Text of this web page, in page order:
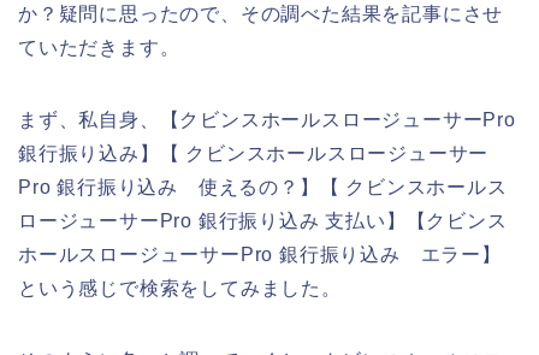
か？疑問に思ったので、その調べた結果を記事にさせ
ていただきます。
まず、私自身、【クビンスホールスロージューサーPro
銀行振り込み】【 クビンスホールスロージューサー
Pro 銀行振り込み 使えるの？】【 クビンスホールス
ロージューサーPro 銀行振り込み 支払い】【クビンス
ホールスロージューサーPro 銀行振り込み エラー】
という感じで検索をしてみました。